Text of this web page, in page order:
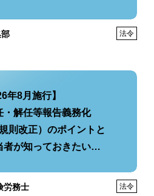
法令
年8月施行】
・解任等報告義務化
則改正）のポイントと
者が知っておきたい
労務士
法令